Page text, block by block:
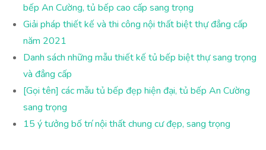
bếp An Cường, tủ bếp cao cấp sang trọng
Giải pháp thiết kế và thi công nội thất biệt thự đẳng cấp
năm 2021
Danh sách những mẫu thiết kế tủ bếp biệt thự sang trọng
và đẳng cấp
[Gọi tên] các mẫu tủ bếp đẹp hiện đại, tủ bếp An Cường
sang trọng
15 ý tưởng bố trí nội thất chung cư đẹp, sang trọng